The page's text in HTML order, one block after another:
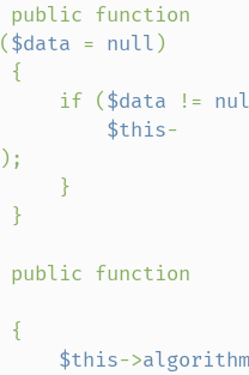
($data = null )
                if (
$data !=
$this-
);
$this->